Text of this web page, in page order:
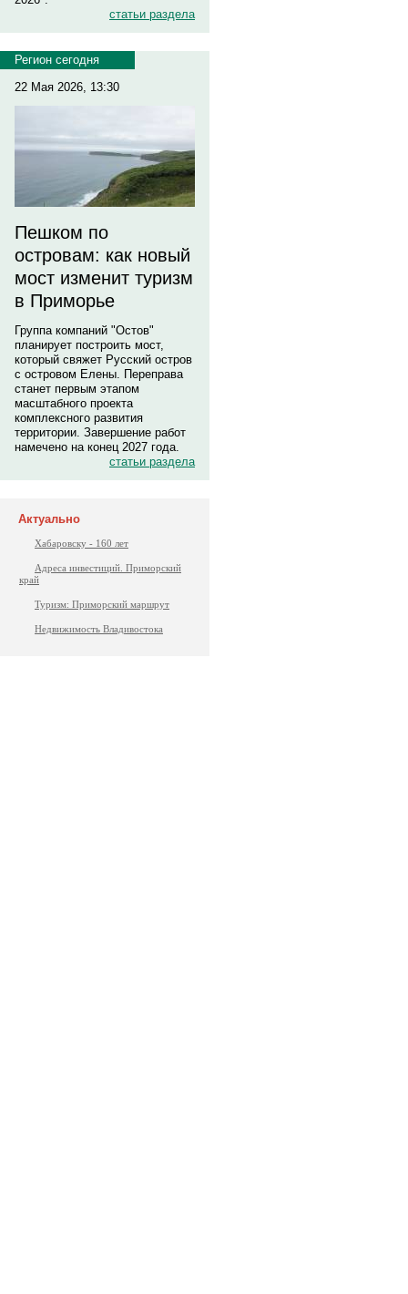
статьи раздела
Регион сегодня
22 Мая 2026, 13:30
Пешком по
островам: как новый
мост изменит туризм
в Приморье
Группа компаний "Остов"
планирует построить мост,
который свяжет Русский остров
с островом Елены. Переправа
станет первым этапом
масштабного проекта
комплексного развития
территории. Завершение работ
намечено на конец 2027 года.
статьи раздела
Актуально
Хабаровску - 160 лет
Адреса инвестиций. Приморский
край
Туризм: Приморский маршрут
Недвижимость Владивостока